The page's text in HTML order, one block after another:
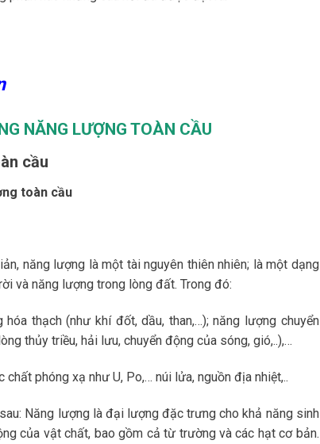
NĂNG LƯỢNG TOÀN CẦU
cầu
toàn cầu
năng lượng là một tài nguyên thiên nhiên; là một dạng
và năng lượng trong lòng đất. Trong đó:
thạch (như khí đốt, dầu, than,…); năng lượng chuyển
thủy triều, hải lưu, chuyển động của sóng, gió,..),…
phóng xạ như U, Po,… núi lửa, nguồn địa nhiệt,..
Năng lượng là đại lượng đặc trưng cho khả năng sinh
của vật chất, bao gồm cả từ trường và các hạt cơ bản.